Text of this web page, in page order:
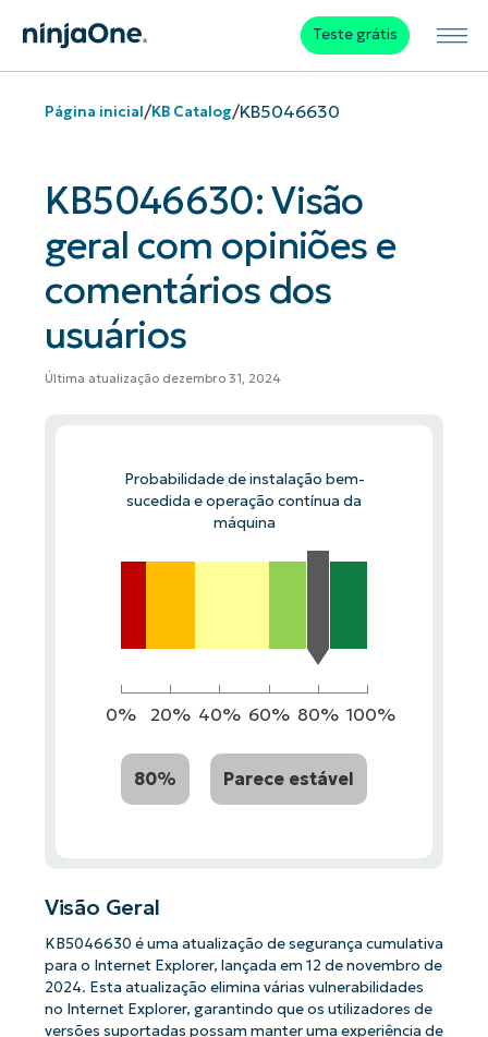
Teste grátis
Página inicial/KB Catalog/KB5046630
KB5046630: Visão
geral com opiniões e
comentários dos
usuários
Última atualização dezembro 31, 2024
Probabilidade de instalação bem-
sucedida e operação contínua da
máquina
0% 20% 40% 60% 80% 100%
80% Parece estável
Visão Geral
KB5046630 é uma atualização de segurança cumulativa
para o Internet Explorer, lançada em 12 de novembro de
2024. Esta atualização elimina várias vulnerabilidades
no Internet Explorer, garantindo que os utilizadores de
versões suportadas possam manter uma experiência de